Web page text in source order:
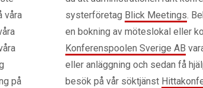
våra
på
systerföretag Blick Meetings.
en bokning av möteslokal eller
Konferenspoolen Sverige AB
eller anläggning och sedan få
besök på vår söktjänst